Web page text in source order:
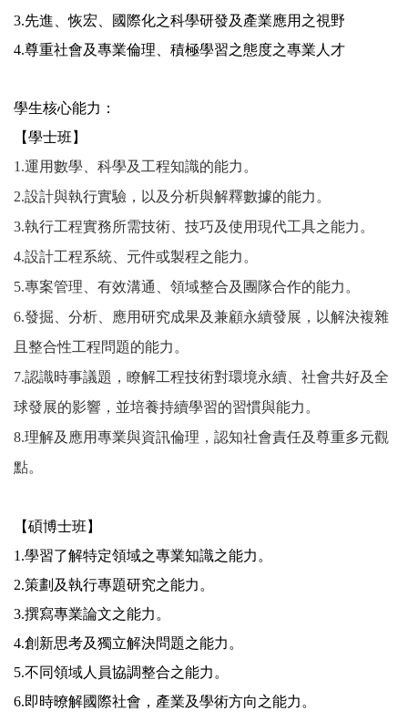
3.先進、恢宏、國際化之科學研發及產業應用之視野
4.尊重社會及專業倫理、積極學習之態度之專業人才
學生核心能力：
【學士班】
1.運用數學、科學及工程知識的能力。
2.設計與執行實驗，以及分析與解釋數據的能力。
3.執行工程實務所需技術、技巧及使用現代工具之能力。
4.設計工程系統、元件或製程之能力。
5.專案管理、有效溝通、領域整合及團隊合作的能力。
6.發掘、分析、應用研究成果及兼顧永續發展，以解決複雜
且整合性工程問題的能力。
7.認識時事議題，瞭解工程技術對環境永續、社會共好及全
球發展的影響，並培養持續學習的習慣與能力。
8.理解及應用專業與資訊倫理，認知社會責任及尊重多元觀
點。
【碩博士班】
1.學習了解特定領域之專業知識之能力。
2.策劃及執行專題研究之能力。
3.撰寫專業論文之能力。
4.創新思考及獨立解決問題之能力。
5.不同領域人員協調整合之能力。
6.即時暸解國際社會，產業及學術方向之能力。